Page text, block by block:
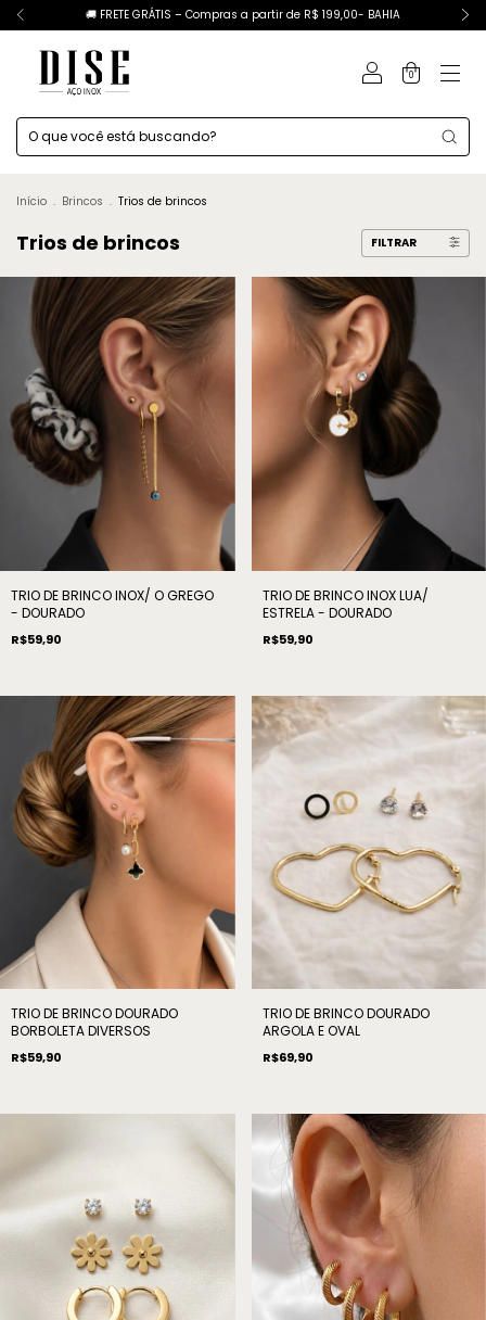
🚚 FRETE GRÁTIS – Compras a partir de R$ 199,00- BAHIA
0
Início . Brincos . Trios de brincos
Trios de brincos FILTRAR
TRIO DE BRINCO INOX/ O GREGO
- DOURADO
R$59,90
TRIO DE BRINCO INOX LUA/
ESTRELA - DOURADO
R$59,90
TRIO DE BRINCO DOURADO
BORBOLETA DIVERSOS
R$59,90
TRIO DE BRINCO DOURADO
ARGOLA E OVAL
R$69,90